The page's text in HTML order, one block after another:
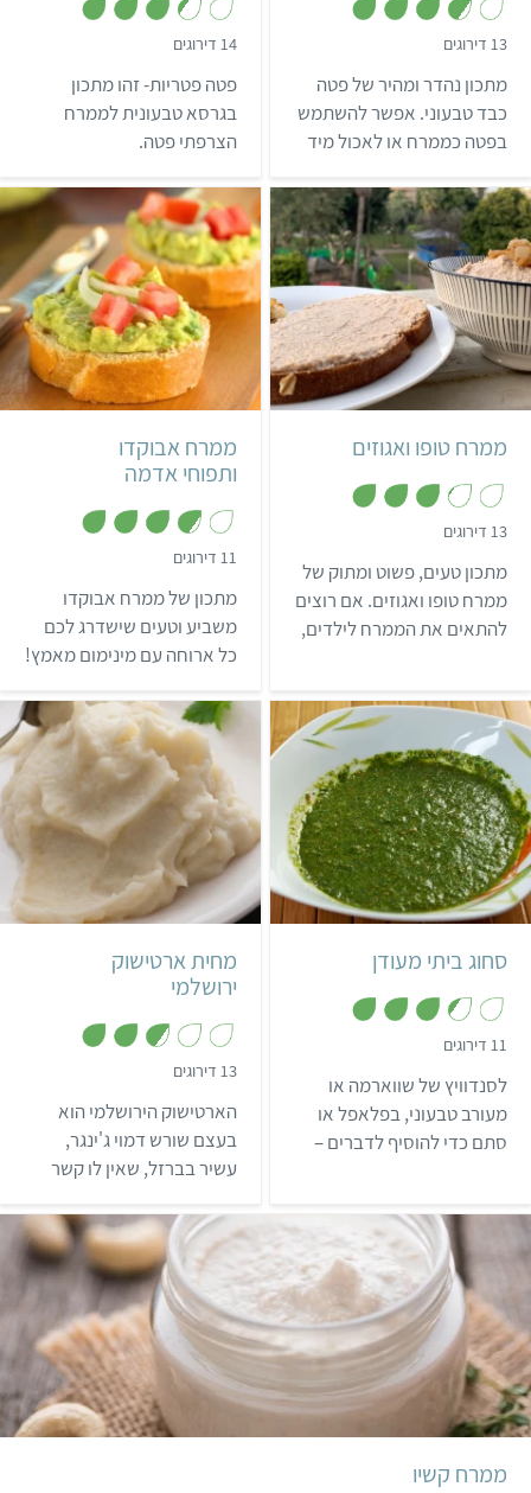
13 דירוגים
.
7
מ
ת
ו
מתכון נהדר ומהיר של פטה
כבד טבעוני. אפשר להשתמש
בפטה כממרח או לאכול מיד
ההנאה מובטחת!
14 דירוגים
.
4
מ
ת
ו
פטה פטריות- זהו מתכון
בגרסא טבעונית לממרח
הצרפתי פטה.
קל 15 דקות
16 פרוסות לחם
ממרח טופו ואגוזים
13 דירוגים
.
2
מ
ת
ו
מתכון טעים, פשוט ומתוק של
ממרח טופו ואגוזים. אם רוצים
להתאים את הממרח לילדים,
מהסילאן בהתאם לכמות
המתיקות שאוהבים.
קל 35 דקות
ממרח אבוקדו
ותפוחי אדמה
11 דירוגים
.
7
מ
ת
ו
מתכון של ממרח אבוקדו
משביע וטעים שישדרג לכם
כל ארוחה עם מינימום מאמץ!
קל 10 דקות תימני
סחוג ביתי מעודן
11 דירוגים
4
מ
ת
לסנדוויץ של שווארמה או
מעורב טבעוני, בפלאפל או
סתם כדי להוסיף לדברים –
בשבילכם!
קל
מחית ארטישוק
ירושלמי
13 דירוגים
.
8
מ
ת
ו
הארטישוק הירושלמי הוא
בעצם שורש דמוי ג'ינגר,
עשיר בברזל, שאין לו קשר
הוא פקעת של חמנית.
קל 10 דקות 600 גרם
ממרח קשיו